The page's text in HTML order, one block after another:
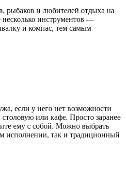
рыбаков и любителей отдыха на
несколько инструментов —
и компас, тем самым
если у него нет возможности
или кафе. Просто заранее
ему с собой. Можно выбрать
исполнении, так и традиционный